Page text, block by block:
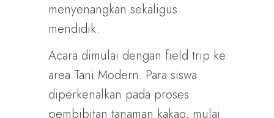
menyenangkan sekaligus
mendidik.
Acara dimulai dengan field trip ke
area Tani Modern. Para siswa
diperkenalkan pada proses
pembibitan tanaman kakao, mulai